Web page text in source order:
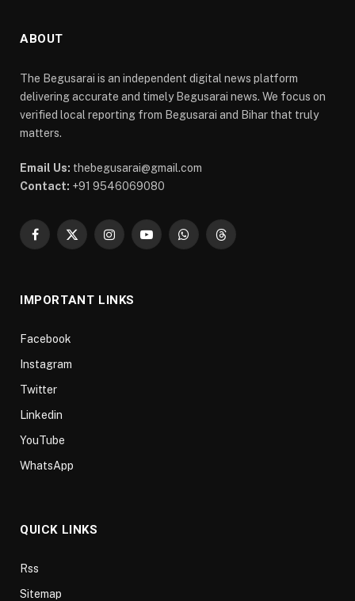
ABOUT
The Begusarai is an independent digital news platform
delivering accurate and timely Begusarai news. We focus on
verified local reporting from Begusarai and Bihar that truly
matters.
Email Us: thebegusarai@gmail.com
Contact: +91 9546069080
Facebook
X
InstagramYouTubeWhatsAppThreads
IMPORTANT LINKS
Facebook
Instagram
Twitter
Linkedin
YouTube
WhatsApp
QUICK LINKS
Rss
Sitemap